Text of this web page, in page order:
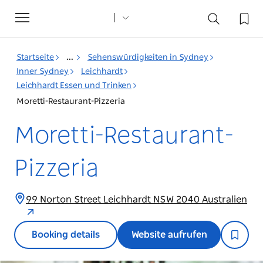
Toggle
navigation
Startseite ...
Sehenswürdigkeiten in Sydney
Inner Sydney
Leichhardt
Leichhardt Essen und Trinken
Moretti-Restaurant-Pizzeria
Moretti-Restaurant-
Pizzeria
99 Norton Street Leichhardt NSW 2040 Australien
Booking details Website aufrufen